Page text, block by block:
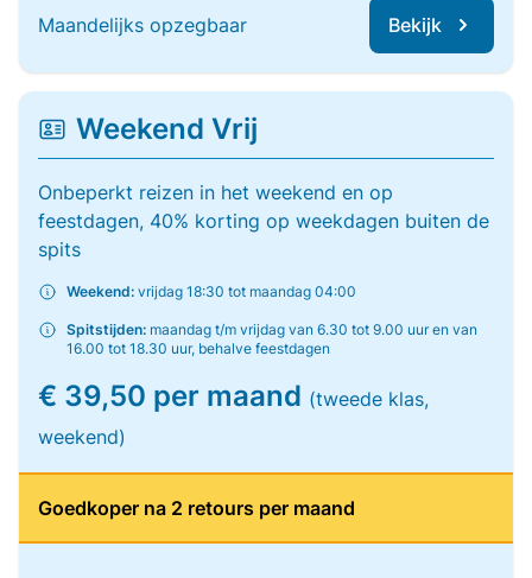
Maandelijks opzegbaar Bekijk
Weekend Vrij
Onbeperkt reizen in het weekend en op
feestdagen, 40% korting op weekdagen buiten de
spits
Weekend: vrijdag 18:30 tot maandag 04:00
Spitstijden: maandag t/m vrijdag van 6.30 tot 9.00 uur en van
16.00 tot 18.30 uur, behalve feestdagen
€ 39,50 per maand (tweede klas,
weekend)
Goedkoper na 2 retours per maand